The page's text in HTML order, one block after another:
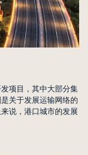
项目，其中大部分集
关于发展运输网络的
说，港口城市的发展